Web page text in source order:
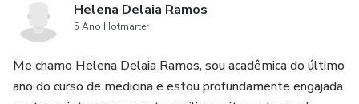
Helena Delaia Ramos
5 Ano Hotmarter
Me chamo Helena Delaia Ramos, sou acadêmica do último
ano do curso de medicina e estou profundamente engajada